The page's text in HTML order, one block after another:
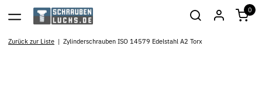
0
Zurück zur Liste Zylinderschrauben ISO 14579 Edelstahl A2 Torx